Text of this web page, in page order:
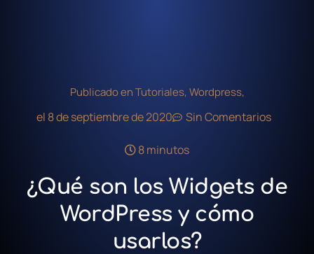
Publicado enTutoriales,Wordpress,
el 8 de septiembre de 2020 Sin Comentarios
8 minutos
¿Qué son los Widgets de
WordPress y cómo
usarlos?